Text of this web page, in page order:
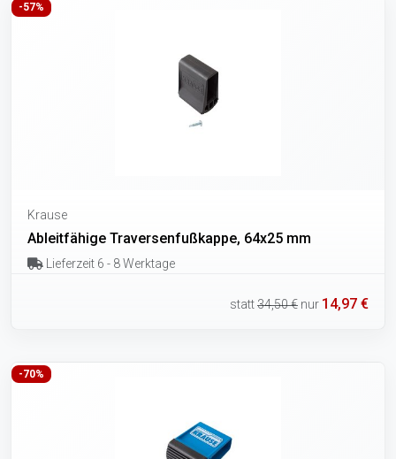
-57%
Krause
Ableitfähige Traversenfußkappe, 64x25 mm
Lieferzeit 6 - 8 Werktage
statt34,50 € nur 14,97 €
-70%